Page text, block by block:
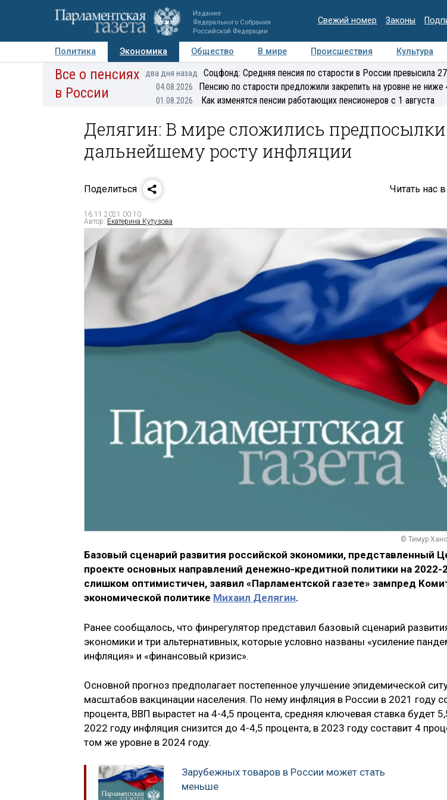
Издание
Федерального Собрания
Российской Федерации
Свежий номер Законы
Политика Экономика Общество В мире Происшествия Культура
Авторы Персоны Мнения Регионы Медиацентр Интервью
Все о пенсиях
в России
два дня назад Соцфонд: Средняя пенсия по старости в России превысила
04.08.2026 Пенсию по старости предложили закрепить на уровне не ниже
01.08.2026 Как изменятся пенсии работающих пенсионеров с 1 августа
Делягин: В мире сложились
дальнейшему росту инфляции
Поделиться Читать нас в
16.11.2021 00:10
Автор: Екатерина Кутузова
© Тимур
Базовый сценарий развития российской экономики, представленный
проекте основных направлений денежно-кредитной политики на 2022-
слишком оптимистичен, заявил «Парламентской газете» зампред
экономической политике Михаил Делягин.
Ранее сообщалось, что финрегулятор представил базовый сценарий
экономики и три альтернативных, которые условно названы «усиление
инфляция» и «финансовый кризис».
Основной прогноз предполагает постепенное улучшение эпидемической
масштабов вакцинации населения. По нему инфляция в России в 2021 году
процента, ВВП вырастет на 4-4,5 процента, средняя ключевая ставка будет
2022 году инфляция снизится до 4-4,5 процента, в 2023 году составит 4
том же уровне в 2024 году.
Зарубежных товаров в России может стать
меньше